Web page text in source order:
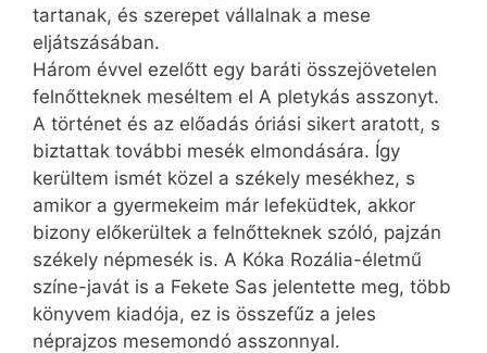
tartanak, és szerepet vállalnak a mese
eljátszásában.
Három évvel ezelőtt egy baráti összejövetelen
felnőtteknek meséltem el A pletykás asszonyt.
A történet és az előadás óriási sikert aratott, s
biztattak további mesék elmondására. Így
kerültem ismét közel a székely mesékhez, s
amikor a gyermekeim már lefeküdtek, akkor
bizony előkerültek a felnőtteknek szóló, pajzán
székely népmesék is. A Kóka Rozália-életmű
színe-javát is a Fekete Sas jelentette meg, több
könyvem kiadója, ez is összefűz a jeles
néprajzos mesemondó asszonnyal.